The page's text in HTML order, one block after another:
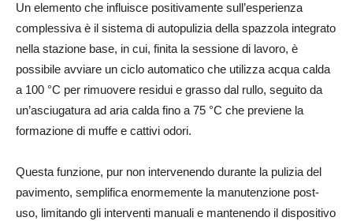
Un elemento che influisce positivamente sull’esperienza
complessiva è il sistema di autopulizia della spazzola integrato
nella stazione base, in cui, finita la sessione di lavoro, è
possibile avviare un ciclo automatico che utilizza acqua calda
a 100 °C per rimuovere residui e grasso dal rullo, seguito da
un’asciugatura ad aria calda fino a 75 °C che previene la
formazione di muffe e cattivi odori.
Questa funzione, pur non intervenendo durante la pulizia del
pavimento, semplifica enormemente la manutenzione post-
uso, limitando gli interventi manuali e mantenendo il dispositivo